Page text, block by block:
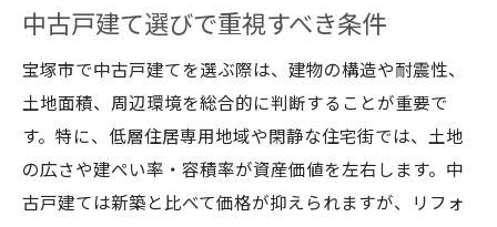
中古戸建て選びで重視すべき条件
宝塚市で中古戸建てを選ぶ際は、建物の構造や耐震性、
土地面積、周辺環境を総合的に判断することが重要で
す。特に、低層住居専用地域や閑静な住宅街では、土地
の広さや建ぺい率・容積率が資産価値を左右します。中
古戸建ては新築と比べて価格が抑えられますが、リフォ